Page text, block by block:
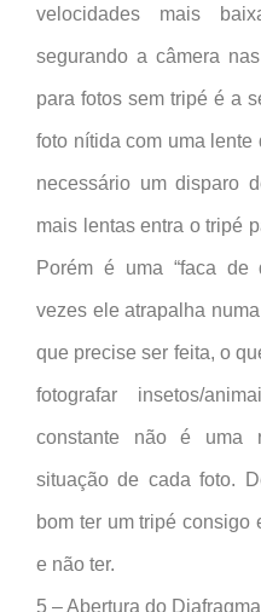
velocidades mais
segurando a câmera
para fotos sem tripé é a
foto nítida com uma lente
necessário um disparo
mais lentas entra o tripé
Porém é uma “faca de
vezes ele atrapalha
que precise ser feita, o
fotografar insetos/
constante não é uma
situação de cada foto.
bom ter um tripé
e não ter.
5 – Abertura do Diafragma